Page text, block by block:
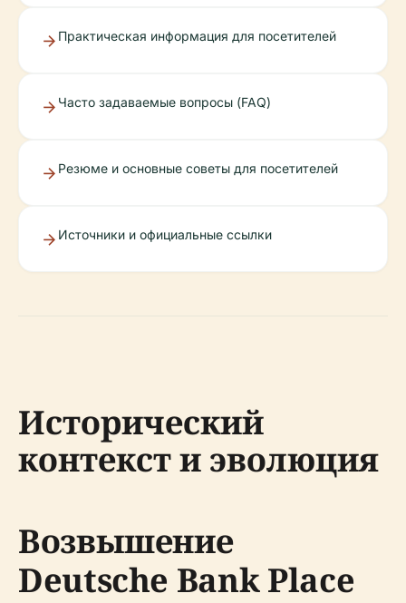
Практическая информация для посетителей
Часто задаваемые вопросы (FAQ)
Резюме и основные советы для посетителей
Источники и официальные ссылки
Исторический
контекст и эволюция
Возвышение
Deutsche Bank Place